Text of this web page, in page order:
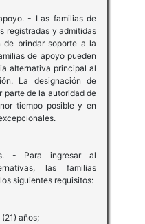
- Las familias de
registradas y admitidas
brindar soporte a la
de apoyo pueden
alternativa principal al
La designación de
parte de la autoridad de
tiempo posible y en
- Para ingresar al
las familias
siguientes requisitos:
años;